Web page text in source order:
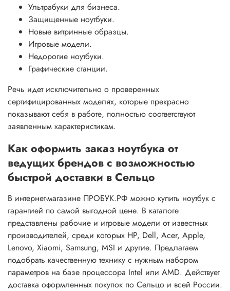
Ультрабуки для бизнеса.
Защищенные ноутбуки.
Новые витринные образцы.
Игровые модели.
Недорогие ноутбуки.
Графические станции.
Речь идет исключительно о проверенных
сертифицированных моделях, которые прекрасно
показывают себя в работе, полностью соответствуют
заявленным характеристикам.
Как оформить заказ ноутбука от
ведущих брендов с возможностью
быстрой доставки в Сельцо
В интернет-магазине ПРОБУК.РФ можно купить ноутбук с
гарантией по самой выгодной цене. В каталоге
представлены рабочие и игровые модели от известных
производителей, среди которых HP, Dell, Acer, Apple,
Lenovo, Xiaomi, Samsung, MSI и другие. Предлагаем
подобрать качественную технику с нужным набором
параметров на базе процессора Intel или AMD. Действует
доставка оформленных покупок по Сельцо и всей России.